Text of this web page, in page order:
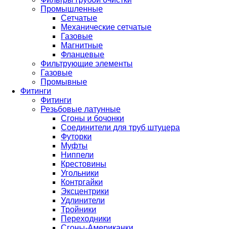
Промышленные
Сетчатые
Механические сетчатые
Газовые
Магнитные
Фланцевые
Фильтрующие элементы
Газовые
Промывные
Фитинги
Фитинги
Резьбовые латунные
Сгоны и бочонки
Соединители для труб штуцера
Футорки
Муфты
Ниппели
Крестовины
Угольники
Контргайки
Эксцентрики
Удлинители
Тройники
Переходники